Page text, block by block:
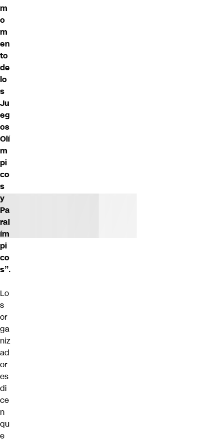
m
o
m
en
to
de
lo
s
Ju
eg
os
Olí
m
pi
co
s
y
Pa
ral
ím
pi
co
s”.
Lo
s
or
ga
niz
ad
or
es
di
ce
n
qu
e